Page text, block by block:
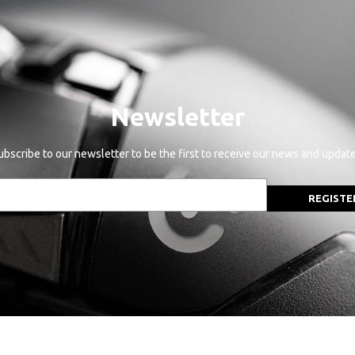
Newsletter
to our newsletter to be the first to receive our news and